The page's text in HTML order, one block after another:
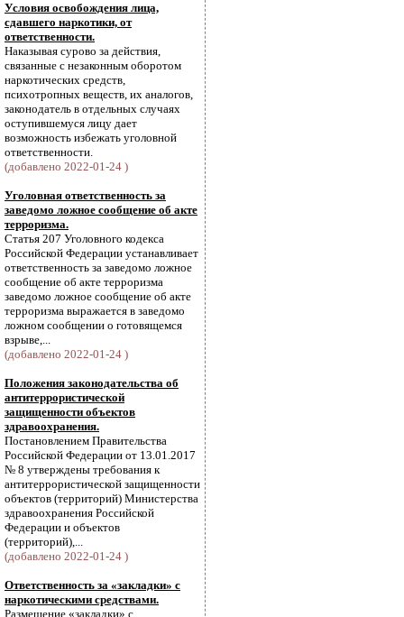
Условия освобождения лица,
сдавшего наркотики, от
ответственности.
Наказывая сурово за действия,
связанные с незаконным оборотом
наркотических средств,
психотропных веществ, их аналогов,
законодатель в отдельных случаях
оступившемуся лицу дает
возможность избежать уголовной
ответственности.
(добавлено 2022-01-24 )
Уголовная ответственность за
заведомо ложное сообщение об акте
терроризма.
Статья 207 Уголовного кодекса
Российской Федерации устанавливает
ответственность за заведомо ложное
сообщение об акте терроризма
заведомо ложное сообщение об акте
терроризма выражается в заведомо
ложном сообщении о готовящемся
взрыве,...
(добавлено 2022-01-24 )
Положения законодательства об
антитеррористической
защищенности объектов
здравоохранения.
Постановлением Правительства
Российской Федерации от 13.01.2017
№ 8 утверждены требования к
антитеррористической защищенности
объектов (территорий) Министерства
здравоохранения Российской
Федерации и объектов
(территорий),...
(добавлено 2022-01-24 )
Ответственность за «закладки» с
наркотическими средствами.
Размещение «закладки» с